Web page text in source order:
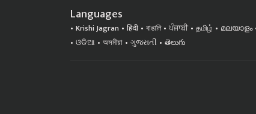
Languages
Krishi Jagran हिंदी বাঙালি ਪੰਜਾਬੀ தமிழ் മലയാളം
ଓଡିଆ
অসমীয়া ગુજરાતી తెలుగు